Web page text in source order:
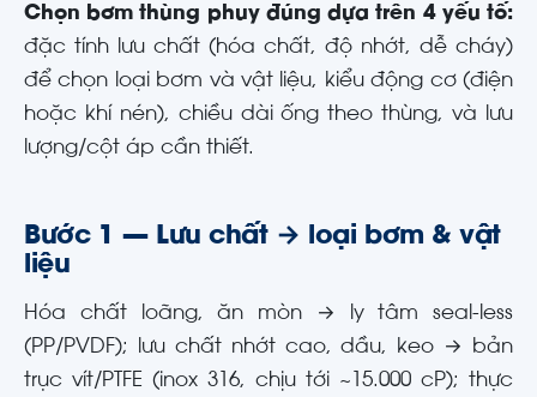
Chọn bơm thùng phuy đúng dựa trên 4 yếu tố:
đặc tính lưu chất (hóa chất, độ nhớt, dễ cháy)
để chọn loại bơm và vật liệu, kiểu động cơ (điện
hoặc khí nén), chiều dài ống theo thùng, và lưu
lượng/cột áp cần thiết.
Bước 1 — Lưu chất → loại bơm & vật
liệu
Hóa chất loãng, ăn mòn → ly tâm seal-less
(PP/PVDF); lưu chất nhớt cao, dầu, keo → bản
trục vít/PTFE (inox 316, chịu tới ~15.000 cP); thực